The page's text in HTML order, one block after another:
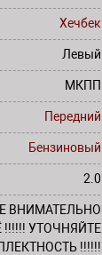
Хечбек
Левый
МКПП
Передний
Бензиновый
2.0
ВНИМАТЕЛЬНО
!!!!!! УТОЧНЯЙТЕ
!!!!!!